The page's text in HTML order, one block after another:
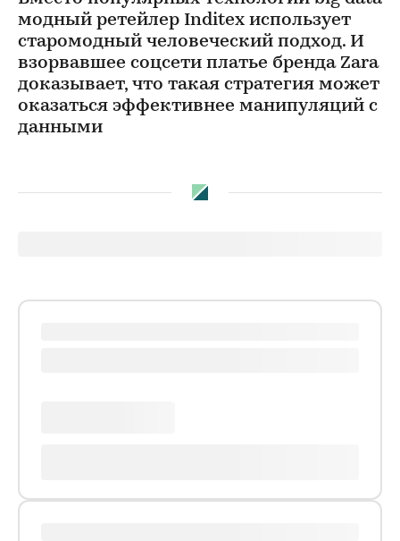
модный ретейлер Inditex использует
старомодный человеческий подход. И
взорвавшее соцсети платье бренда Zara
доказывает, что такая стратегия может
оказаться эффективнее манипуляций с
данными